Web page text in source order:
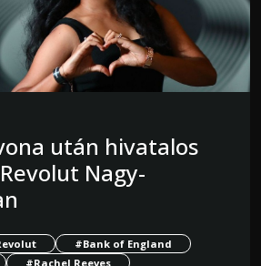
után hivatalos
Nagy-
#Bank of England
#Rachel Reeves